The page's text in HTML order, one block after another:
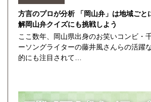
方言のプロが分析 「岡山弁」は地域ごと
解岡山弁クイズにも挑戦しよう
ここ数年、岡山県出身のお笑いコンビ・
ーソングライターの藤井風さんらの活躍
的にも注目されて…